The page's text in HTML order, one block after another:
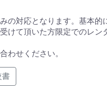
の対応となります。基本的
けて頂いた方限定でのレン
わせください。
書